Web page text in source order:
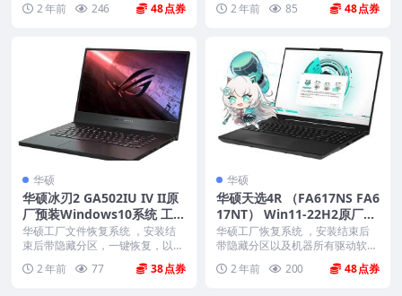
2 年前 246 48 2 年前 85 48
华硕
华硕冰刃2 GA502IU IV II原
厂预装Windows10系统 工厂
模式恢复
华硕工厂文件恢复系统 ，安装结
束后带隐藏分区，一键恢复，以及
2 年前 77 38
华硕
华硕天选4R （FA617NS FA6
17NT） Win11-22H2原厂系
统 工厂模式 带ASUS Recove
ry恢复功能
华硕工厂恢复系统 ，安装结束后
带隐藏分区以及机器所有驱动软件
2 年前 200 48